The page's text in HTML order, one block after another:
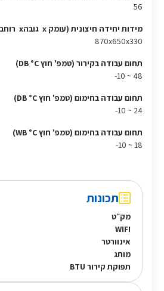
56
מידות יחידה חיצונית (עומק x גובהx רוחב במ"מ)
870x650x330
תחום עבודה בקירור (טמפ' חוץ DB °C)
48 ~ 10-
תחום עבודה בחימום (טמפ' חוץ DB °C)
24 ~ 10-
תחום עבודה בחימום (טמפ' חוץ WB °C)
18 ~ 10-
תכונות
מק״ט
WIFI
אינוורטר
מותג
תפוקת קירור BTU